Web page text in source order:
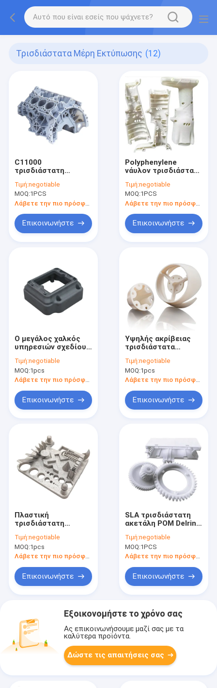
Τρισδιάστατα Μέρη Εκτύπωσης (12)
C11000
τρισδιάστατη
εξωτερική
διάμετρος
αρσενηκού
σπειρώματος
πολυβινυλικού
χλωριδίου
οδοντική
Τιμή:negotiable
MOQ:1PCS
Λάβετε την πιο πρόσφατη τιμή
Επικοινωνήστε
Polyphenylene
νάυλον τρισδιάστατα
Delrin μερών
εκτύπωσης
σουλφιδίου
τρισδιάστατα
Τιμή:negotiable
MOQ:1PCS
Επικοινωνήστε
Ο μεγάλος χαλκός
υπηρεσιών σχεδίου
τρισδιάστατος
σκλήρυνε την
τρισδιάστατη
εκτύπωσης
μετάλλων SLS
Τιμή:negotiable
MOQ:1pcs
Λάβετε την πιο πρόσφατη τιμή
Επικοινωνήστε
Υψηλής ακρίβειας
τρισδιάστατα
υπηρεσιών SLA
πρωτότυπα και
πρότυπα SLM SLS
Τιμή:negotiable
MOQ:1pcs
Επικοινωνήστε
Πλαστική
τρισδιάστατη
0.005mm ABS
υπηρεσιών
εκτύπωσης SLS
πλαστική ανοχή
Τιμή:negotiable
MOQ:1pcs
Λάβετε την πιο πρόσφατη τιμή
Επικοινωνήστε
SLA τρισδιάστατη
ακετάλη POM Delrin
μικρή πλαστική για
τις βιομηχανίες
Τιμή:negotiable
MOQ:1PCS
Λάβετε την πιο πρόσφατη τιμή
Επικοινωνήστε
Εξοικονομήστε το χρόνο σας
Ας επικοινωνήσουμε μαζί σας με τα
καλύτερα προϊόντα.
Δώστε τις απαιτήσεις σας